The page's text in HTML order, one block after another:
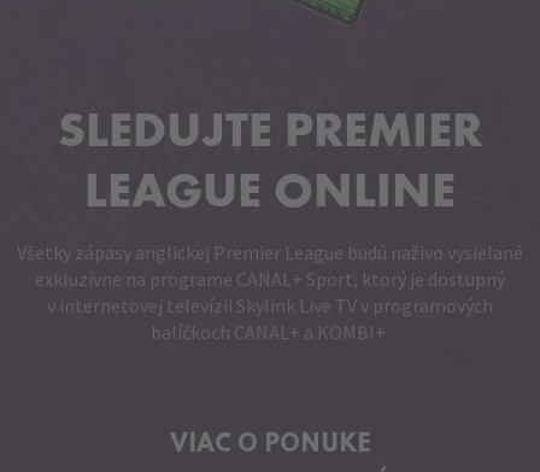
SLEDUJTE PREMIER
LEAGUE ONLINE
Všetky zápasy anglickej Premier League budú naživo vysielané
exkluzívne na programe CANAL+ Sport, ktorý je dostupný
v internetovej televízii Skylink Live TV v programových
balíčkoch CANAL+ a KOMBI+.
VIAC O PONUKE